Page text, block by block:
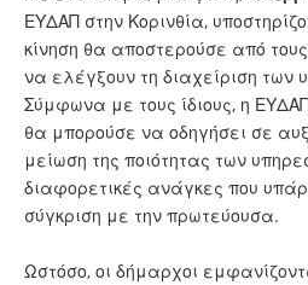
ΕΥΔΑΠ στην Κορινθία,
κίνηση θα αποστερούσε από
να ελέγξουν τη διαχείριση των
Σύμφωνα με τους ίδιους, η
θα μπορούσε να οδηγήσει σε
μείωση της ποιότητας των
διαφορετικές ανάγκες που
σύγκριση με την πρωτεύουσα.
Ωστόσο, οι δήμαρχοι